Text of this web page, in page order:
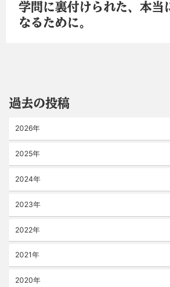
学問に裏付けられた、本当
なるために。
過去の投稿
2026年
2025年
2024年
2023年
2022年
2021年
2020年